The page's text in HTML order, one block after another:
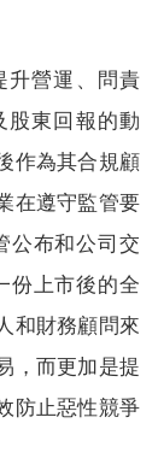
升營運、問責
東回報的動
作為其合規顧
在遵守監管要
公布和公司交
份上市後的全
和財務顧問來
，而更加是提
防止惡性競爭